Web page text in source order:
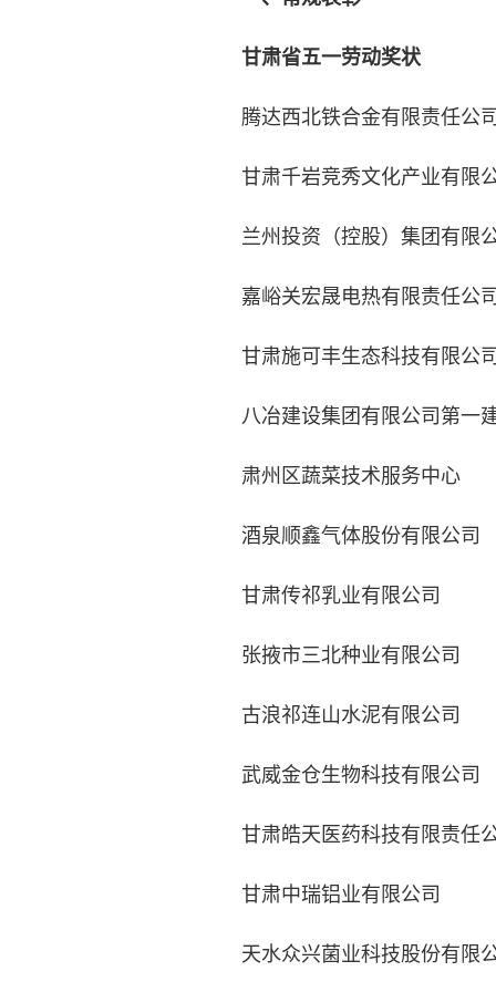
甘肃省五一劳动奖状
腾达西北铁合金有限责任公司
甘肃千岩竞秀文化产业有限
兰州投资（控股）集团有限
嘉峪关宏晟电热有限责任公司
甘肃施可丰生态科技有限公司
八冶建设集团有限公司第一建
肃州区蔬菜技术服务中心
酒泉顺鑫气体股份有限公司
甘肃传祁乳业有限公司
张掖市三北种业有限公司
古浪祁连山水泥有限公司
武威金仓生物科技有限公司
甘肃皓天医药科技有限责任
甘肃中瑞铝业有限公司
天水众兴菌业科技股份有限